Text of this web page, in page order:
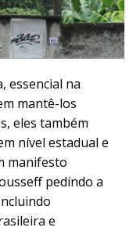
essencial na
mantê-los
eles também
nível estadual e
manifesto
pedindo a
e